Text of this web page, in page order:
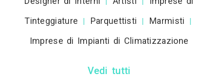
Tinteggiature
| Parquettisti | Marmisti |
Imprese di Impianti di Climatizzazione
Vedi tutti